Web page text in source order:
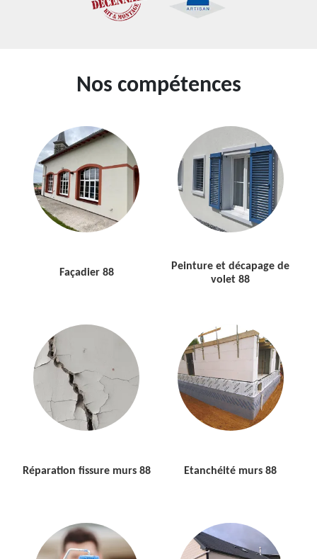
Nos compétences
Façadier 88
Peinture et décapage de
volet 88
Réparation fissure murs 88 Etanchéité murs 88